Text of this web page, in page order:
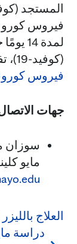
فيروس
لمدة
(كوفيد-19)، تفضل بزيارة
فيروس
جهات
سوزان
مايو
العلاج
دراسة